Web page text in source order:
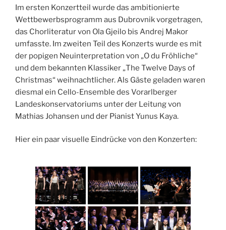
Im ersten Konzertteil wurde das ambitionierte
Wettbewerbsprogramm aus Dubrovnik vorgetragen,
das Chorliteratur von Ola Gjeilo bis Andrej Makor
umfasste. Im zweiten Teil des Konzerts wurde es mit
der popigen Neuinterpretation von „O du Fröhliche“
und dem bekannten Klassiker „The Twelve Days of
Christmas“ weihnachtlicher. Als Gäste geladen waren
diesmal ein Cello-Ensemble des Vorarlberger
Landeskonservatoriums unter der Leitung von
Mathias Johansen und der Pianist Yunus Kaya.
Hier ein paar visuelle Eindrücke von den Konzerten: